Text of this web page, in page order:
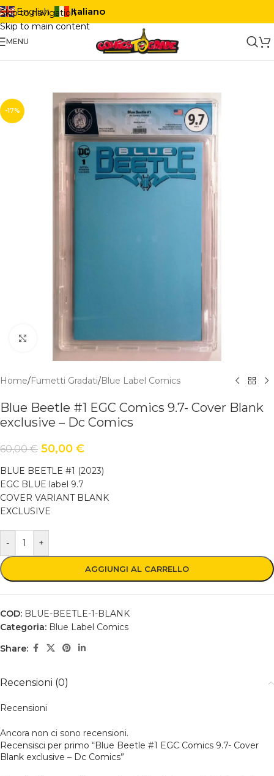
Skip to navigation
Skip to main content
English Italiano
MENU
-17%
Click to enlarge
Home/Fumetti Gradati/Blue Label Comics
Blue Beetle #1 EGC Comics 9.7- Cover Blank
exclusive – Dc Comics
60,00€ 50,00 €
BLUE BEETLE #1 (2023)
EGC BLUE label 9.7
COVER VARIANT BLANK
EXCLUSIVE
- +
AGGIUNGI AL CARRELLO
COD: BLUE-BEETLE-1-BLANK
Categoria: Blue Label Comics
Share:
Recensioni (0)
Recensioni
Ancora non ci sono recensioni.
Recensisci per primo “Blue Beetle #1 EGC Comics 9.7- Cover
Blank exclusive – Dc Comics”